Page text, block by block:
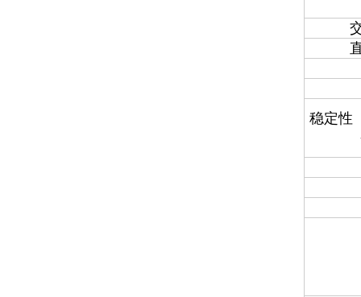
稳定性